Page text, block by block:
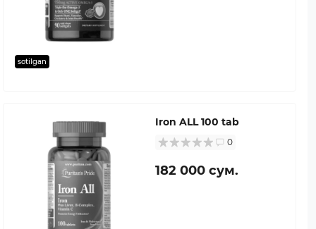
sotilgan
Iron ALL 100 tab
0
182 000 сум.